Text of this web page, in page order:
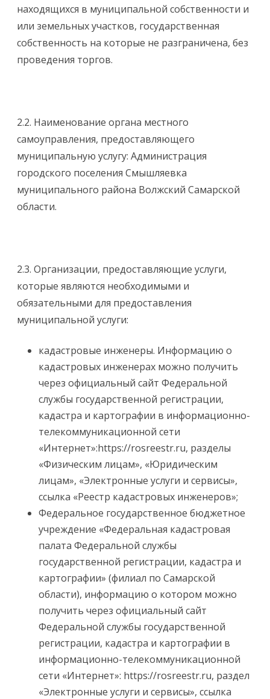
находящихся в муниципальной собственности и
или земельных участков, государственная
собственность на которые не разграничена, без
проведения торгов.
2.2. Наименование органа местного
самоуправления, предоставляющего
муниципальную услугу: Администрация
городского поселения Смышляевка
муниципального района Волжский Самарской
области.
2.3. Организации, предоставляющие услуги,
которые являются необходимыми и
обязательными для предоставления
муниципальной услуги:
кадастровые инженеры. Информацию о
кадастровых инженерах можно получить
через официальный сайт Федеральной
службы государственной регистрации,
кадастра и картографии в информационно-
телекоммуникационной сети
«Интернет»:https://rosreestr.ru, разделы
«Физическим лицам», «Юридическим
лицам», «Электронные услуги и сервисы»,
ссылка «Реестр кадастровых инженеров»;
Федеральное государственное бюджетное
учреждение «Федеральная кадастровая
палата Федеральной службы
государственной регистрации, кадастра и
картографии» (филиал по Самарской
области), информацию о котором можно
получить через официальный сайт
Федеральной службы государственной
регистрации, кадастра и картографии в
информационно-телекоммуникационной
сети «Интернет»: https://rosreestr.ru, раздел
«Электронные услуги и сервисы», ссылка